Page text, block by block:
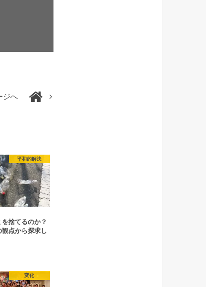
ジへ
平和的解決
捨てるのか？
点から探求し
変化